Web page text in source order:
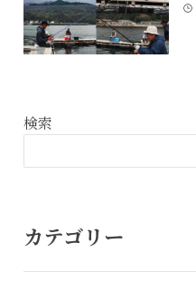
検索
カテゴリー